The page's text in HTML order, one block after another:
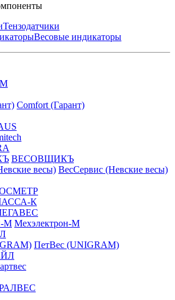
Тензодатчики
Весовые индикаторы
Comfort (Гарант)
ВЕСОВЩИКЪ
ВесСервис (Невские весы)
К
Мехэлектрон-М
ПетВес (UNIGRAM)